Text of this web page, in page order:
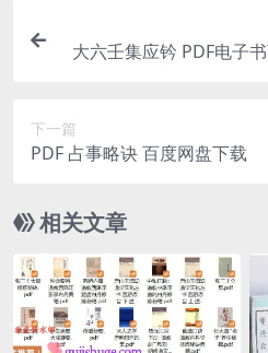
大六壬集应钤 PDF电子
下一篇
PDF 占事略诀 百度网盘下载
相关文章